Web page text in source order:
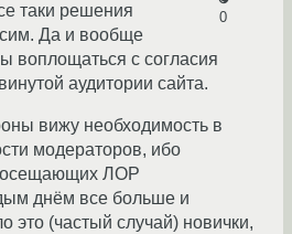
0
таки решения
Да и вообще
воплощаться с согласия
аудитории сайта.
вижу необходимость в
модераторов, ибо
ЛОР
днём все больше и
это (частый случай) новички,